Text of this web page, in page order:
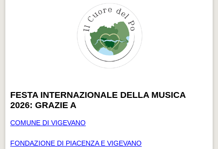
FESTA INTERNAZIONALE DELLA MUSICA
2026: GRAZIE A
COMUNE DI VIGEVANO
FONDAZIONE DI PIACENZA E VIGEVANO